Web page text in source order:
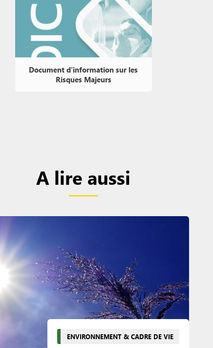
Document d'information sur les
Risques Majeurs
A lire aussi
ENVIRONNEMENT & CADRE DE VIE